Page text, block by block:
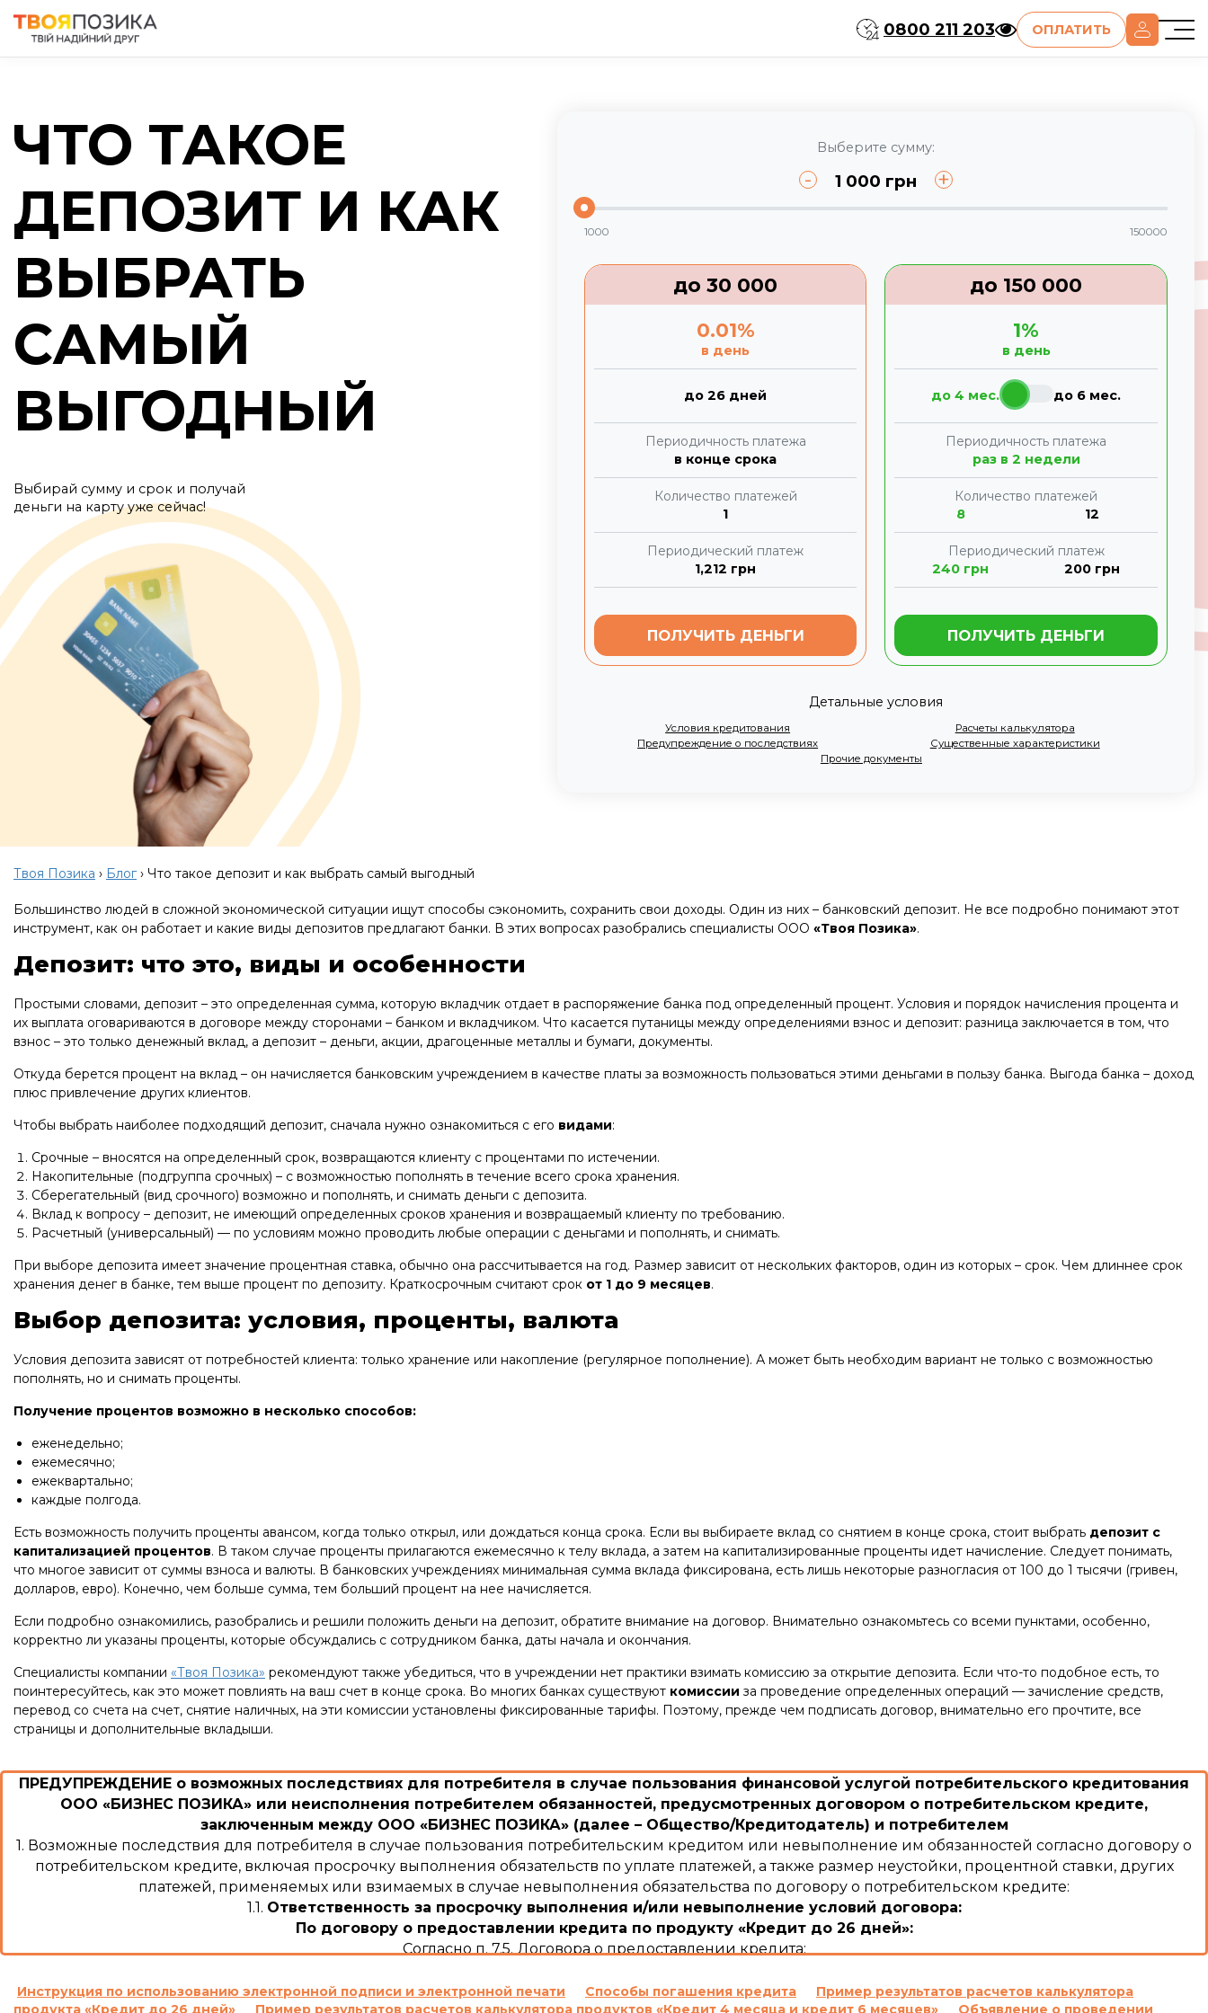
0800 211 203 ОПЛАТИТЬ
ЧТО ТАКОЕ
ДЕПОЗИТ И КАК
ВЫБРАТЬ
САМЫЙ
ВЫГОДНЫЙ
Выбирай сумму и срок и получай
деньги на карту уже сейчас!
Выберите сумму:
- 1 000 грн +
1000 150000
до30 000
0.01%
в день
до 26 дней
Периодичность платежа
в конце срока
Количество платежей
1
Периодический платеж
1,212 грн
ПОЛУЧИТЬ ДЕНЬГИ
до 150 000
1%
в день
до 4 мес. до 6 мес.
Периодичность платежа
раз в 2 недели
Количество платежей
8
12
Периодический платеж
240 грн 200грн
ПОЛУЧИТЬ ДЕНЬГИ
Детальные условия
Условия кредитования
Расчеты калькулятора
Предупреждение о последствиях
Существенные характеристики
Прочие документы
Твоя Позика › Блог› Что такое депозит и как выбрать самый выгодный
Большинство людей в сложной экономической ситуации ищут способы сэкономить, сохранить свои доходы. Один из них – банковский депозит. Не все подробно понимают этот
инструмент, как он работает и какие виды депозитов предлагают банки. В этих вопросах разобрались специалисты ООО «Твоя Позика».
Депозит: что это, виды и особенности
Простыми словами, депозит – это определенная сумма, которую вкладчик отдает в распоряжение банка под определенный процент. Условия и порядок начисления процента и
их выплата оговариваются в договоре между сторонами – банком и вкладчиком. Что касается путаницы между определениями взнос и депозит: разница заключается в том, что
взнос – это только денежный вклад, а депозит – деньги, акции, драгоценные металлы и бумаги, документы.
Откуда берется процент на вклад – он начисляется банковским учреждением в качестве платы за возможность пользоваться этими деньгами в пользу банка. Выгода банка – доход
плюс привлечение других клиентов.
Чтобы выбрать наиболее подходящий депозит, сначала нужно ознакомиться с его видами:
Срочные – вносятся на определенный срок, возвращаются клиенту с процентами по истечении.
Накопительные (подгруппа срочных) – с возможностью пополнять в течение всего срока хранения.
Сберегательный (вид срочного) возможно и пополнять, и снимать деньги с депозита.
Вклад к вопросу – депозит, не имеющий определенных сроков хранения и возвращаемый клиенту по требованию.
Расчетный (универсальный) — по условиям можно проводить любые операции с деньгами и пополнять, и снимать.
При выборе депозита имеет значение процентная ставка, обычно она рассчитывается на год. Размер зависит от нескольких факторов, один из которых – срок. Чем длиннее срок
хранения денег в банке, тем выше процент по депозиту. Краткосрочным считают срок от 1 до 9 месяцев.
Выбор депозита: условия, проценты, валюта
Условия депозита зависят от потребностей клиента: только хранение или накопление (регулярное пополнение). А может быть необходим вариант не только с возможностью
пополнять, но и снимать проценты.
Получение процентов возможно в несколько способов:
еженедельно;
ежемесячно;
ежеквартально;
каждые полгода.
Есть возможность получить проценты авансом, когда только открыл, или дождаться конца срока. Если вы выбираете вклад со снятием в конце срока, стоит выбрать депозит с
капитализацией процентов. В таком случае проценты прилагаются ежемесячно к телу вклада, а затем на капитализированные проценты идет начисление. Следует понимать,
что многое зависит от суммы взноса и валюты. В банковских учреждениях минимальная сумма вклада фиксирована, есть лишь некоторые разногласия от 100 до 1 тысячи (гривен,
долларов, евро). Конечно, чем больше сумма, тем больший процент на нее начисляется.
Если подробно ознакомились, разобрались и решили положить деньги на депозит, обратите внимание на договор. Внимательно ознакомьтесь со всеми пунктами, особенно,
корректно ли указаны проценты, которые обсуждались с сотрудником банка, даты начала и окончания.
Специалисты компании «Твоя Позика» рекомендуют также убедиться, что в учреждении нет практики взимать комиссию за открытие депозита. Если что-то подобное есть, то
поинтересуйтесь, как это может повлиять на ваш счет в конце срока. Во многих банках существуют комиссии за проведение определенных операций — зачисление средств,
перевод со счета на счет, снятие наличных, на эти комиссии установлены фиксированные тарифы. Поэтому, прежде чем подписать договор, внимательно его прочтите, все
страницы и дополнительные вкладыши.
ПРЕДУПРЕЖДЕНИЕ о возможных последствиях для потребителя в случае пользования финансовой услугой потребительского кредитования
ООО «БИЗНЕС ПОЗИКА» или неисполнения потребителем обязанностей, предусмотренных договором о потребительском кредите,
заключенным между ООО «БИЗНЕС ПОЗИКА» (далее – Общество/Кредитодатель) и потребителем
1. Возможные последствия для потребителя в случае пользования потребительским кредитом или невыполнение им обязанностей согласно договору о
потребительском кредите, включая просрочку выполнения обязательств по уплате платежей, а также размер неустойки, процентной ставки, других
платежей, применяемых или взимаемых в случае невыполнения обязательства по договору о потребительском кредите:
1.1. Ответственность за просрочку выполнения и/или невыполнение условий договора:
По договору о предоставлении кредита по продукту «Кредит до 26 дней»:
Согласно п. 7.5. Договора о предоставлении кредита:
Кредита в определенные Договором сроки, на основании положений части 2 статьи 625 Гражданского кодекса Украины Кредитодатель имеет право
Инструкция по использованию электронной подписи и электронной печати Способы погашения кредита
Пример результатов расчетов калькулятора
продукта «Кредит до 26 дней»
Пример результатов расчетов калькулятора продуктов «Кредит 4 месяца и кредит 6 месяцев»
Объявление о проведении